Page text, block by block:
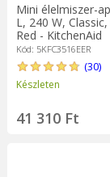
Mini élelmiszer-
L, 240 W,
Red - KitchenAid
Kód: 5KFC3516EER
(30)
Készleten
41 310 Ft